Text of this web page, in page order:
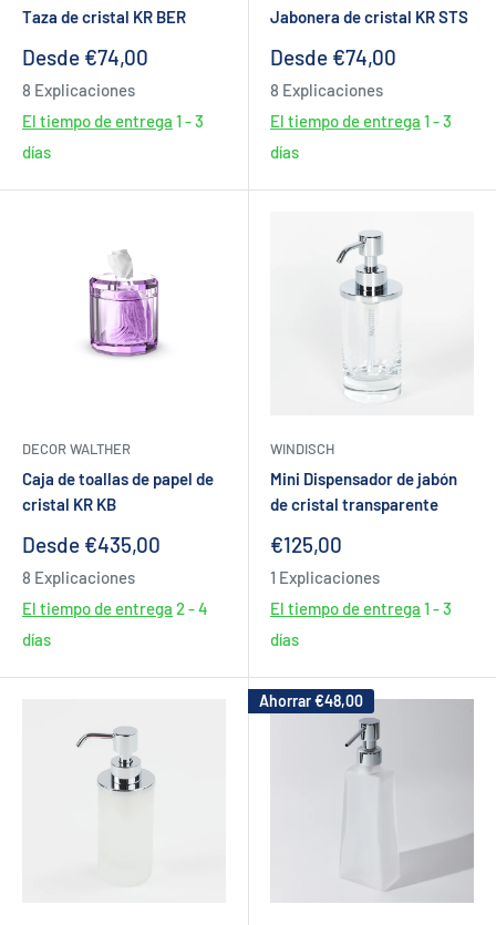
Taza de cristal KR BER
Precio
venta
Desde €74,00
8 Explicaciones
El tiempo de entrega 1 - 3
días
Jabonera de cristal KR STS
Precio
venta
Desde €74,00
8 Explicaciones
El tiempo de entrega 1 - 3
días
DECOR WALTHER
Caja de toallas de papel de
cristal KR KB
Precio
venta
Desde €435,00
8 Explicaciones
El tiempo de entrega 2 - 4
días
WINDISCH
Mini Dispensador de jabón
de cristal transparente
Precio
venta
€125,00
1 Explicaciones
El tiempo de entrega 1 - 3
días
Ahorrar€48,00